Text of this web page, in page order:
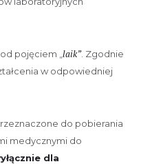
pojęciem „ laik”. Zgodnie
w odpowiedniej
do pobierania
medycznymi do
dla